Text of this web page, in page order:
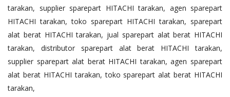
tarakan, supplier sparepart HITACHI tarakan, agen sparepart
HITACHI tarakan, toko sparepart HITACHI tarakan, sparepart
alat berat HITACHI tarakan, jual sparepart alat berat HITACHI
tarakan, distributor sparepart alat berat HITACHI tarakan,
supplier sparepart alat berat HITACHI tarakan, agen sparepart
alat berat HITACHI tarakan, toko sparepart alat berat HITACHI
tarakan,